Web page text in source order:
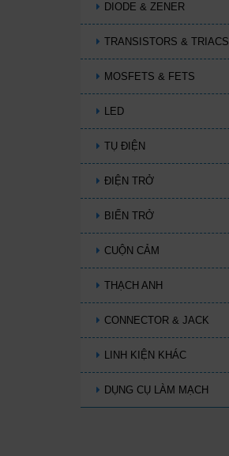
DIODE & ZENER
TRANSISTORS & TRIACS
MOSFETS & FETS
LED
TỤ ĐIỆN
ĐIỆN TRỞ
BIẾN TRỞ
CUỘN CẢM
THẠCH ANH
CONNECTOR & JACK
LINH KIỆN KHÁC
DỤNG CỤ LÀM MẠCH